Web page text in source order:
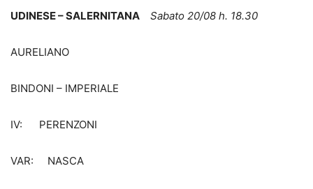
UDINESE – SALERNITANA Sabato 20/08 h. 18.30
AURELIANO
BINDONI – IMPERIALE
IV: PERENZONI
VAR: NASCA